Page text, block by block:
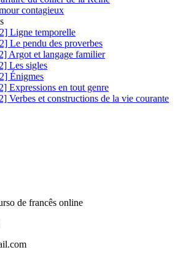
contagieux
Ligne temporelle
Le pendu des proverbes
Argot et langage familier
Les sigles
Énigmes
Expressions en tout genre
Verbes et constructions de la vie courante